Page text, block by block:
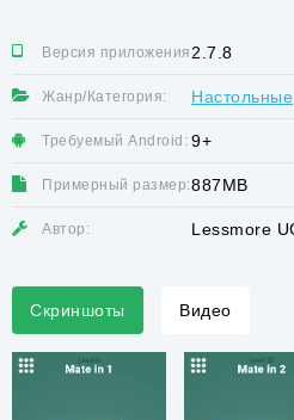
Версия приложения:2.7.8
Жанр/Категория: Настольные
Требуемый Android: 9+
Примерный размер:887MB
Автор: Lessmore
Скриншоты Видео